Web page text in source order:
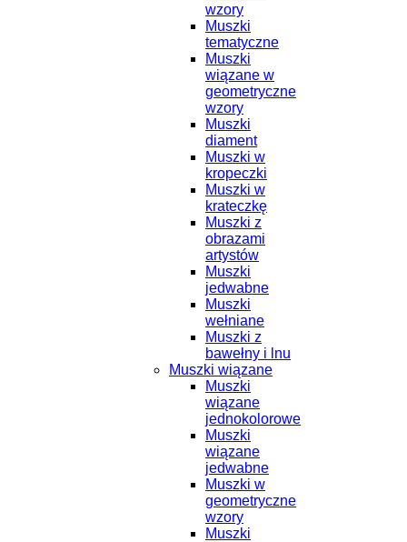
wzory
Muszki
tematyczne
Muszki
wiązane w
geometryczne
wzory
Muszki
diament
Muszki w
kropeczki
Muszki w
krateczkę
Muszki z
obrazami
artystów
Muszki
jedwabne
Muszki
wełniane
Muszki z
bawełny i lnu
Muszki wiązane
Muszki
wiązane
jednokolorowe
Muszki
wiązane
jedwabne
Muszki w
geometryczne
wzory
Muszki